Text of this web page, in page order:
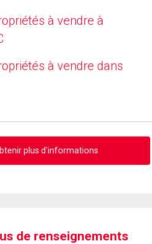
à vendre à
à vendre dans
plus d'informations
de renseignements